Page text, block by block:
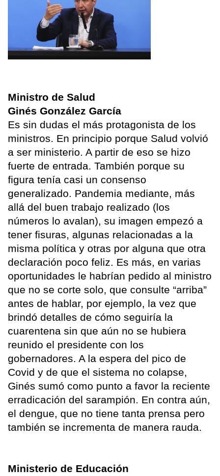
Ministro de Salud
Ginés González García
Es sin dudas el más protagonista de los
ministros. En principio porque Salud volvió
a ser ministerio. A partir de eso se hizo
fuerte de entrada. También porque su
figura tenía casi un consenso
generalizado. Pandemia mediante, más
allá del buen trabajo realizado (los
números lo avalan), su imagen empezó a
tener fisuras, algunas relacionadas a la
misma política y otras por alguna que otra
declaración poco feliz. Es más, en varias
oportunidades le habrían pedido al ministro
que no se corte solo, que consulte “arriba”
antes de hablar, por ejemplo, la vez que
brindó detalles de cómo seguiría la
cuarentena sin que aún no se hubiera
reunido el presidente con los
gobernadores. A la espera del pico de
Covid y de que el sistema no colapse,
Ginés sumó como punto a favor la reciente
erradicación del sarampión. En contra aún,
el dengue, que no tiene tanta prensa pero
también se incrementa de manera rauda.
Ministerio de Educación